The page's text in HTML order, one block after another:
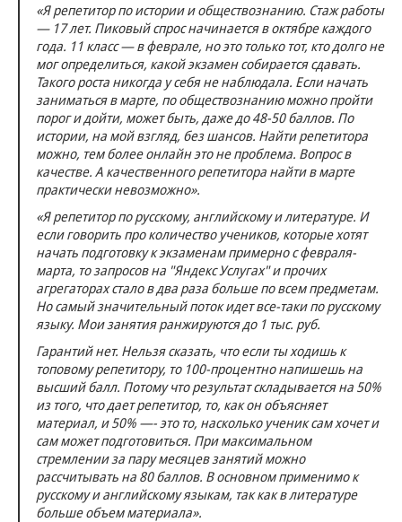
«Я репетитор по истории и обществознанию. Стаж работы
— 17 лет. Пиковый спрос начинается в октябре каждого
года. 11 класс — в феврале, но это только тот, кто долго не
мог определиться, какой экзамен собирается сдавать.
Такого роста никогда у себя не наблюдала. Если начать
заниматься в марте, по обществознанию можно пройти
порог и дойти, может быть, даже до 48-50 баллов. По
истории, на мой взгляд, без шансов. Найти репетитора
можно, тем более онлайн это не проблема. Вопрос в
качестве. А качественного репетитора найти в марте
практически невозможно».
«Я репетитор по русскому, английскому и литературе. И
если говорить про количество учеников, которые хотят
начать подготовку к экзаменам примерно с февраля-
марта, то запросов на "Яндекс Услугах" и прочих
агрегаторах стало в два раза больше по всем предметам.
Но самый значительный поток идет все-таки по русскому
языку. Мои занятия ранжируются до 1 тыс. руб.
Гарантий нет. Нельзя сказать, что если ты ходишь к
топовому репетитору, то 100-процентно напишешь на
высший балл. Потому что результат складывается на 50%
из того, что дает репетитор, то, как он объясняет
материал, и 50% —- это то, насколько ученик сам хочет и
сам может подготовиться. При максимальном
стремлении за пару месяцев занятий можно
рассчитывать на 80 баллов. В основном применимо к
русскому и английскому языкам, так как в литературе
больше объем материала».